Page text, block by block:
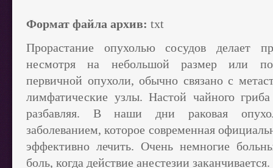
Формат файла архив: txt
Прорастание опухолью сосудов делает
несмотря на небольшой размер или
первичной опухоли, обычно связано с
лимфатические узлы. Настой чайного
разбавляя. В наши дни раковая
заболеванием, которое современная
эффективно лечить. Очень немногие
боль, когда действие анестезии